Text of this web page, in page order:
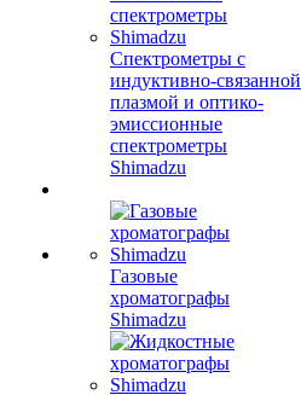
Спектрометры с
индуктивно-связанной
плазмой и оптико-
эмиссионные
спектрометры
Shimadzu
Газовые
хроматографы
Shimadzu